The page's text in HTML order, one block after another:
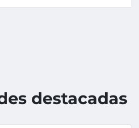
destacadas